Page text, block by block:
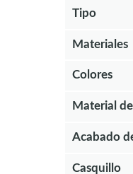
Tipo
Materiales
Colores
Material
Acabado
Casquillo